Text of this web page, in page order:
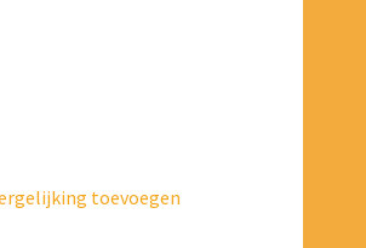
toevoegen